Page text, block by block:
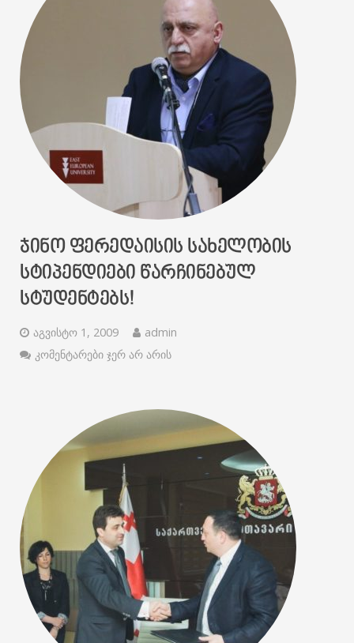
ᲯᲘᲜᲝ ᲤᲔᲠᲔᲓᲐᲘᲡᲘᲡ ᲡᲐᲮᲔᲚᲝᲑᲘᲡ
ᲡᲢᲘᲞᲔᲜᲓᲘᲔᲑᲘ ᲬᲐᲠᲩᲘᲜᲔᲑᲣᲚ
ᲡᲢᲣᲓᲔᲜᲢᲔᲑᲡ!
აგვისტო 1, 2009
admin
კომენტარები ჯერ არ არის